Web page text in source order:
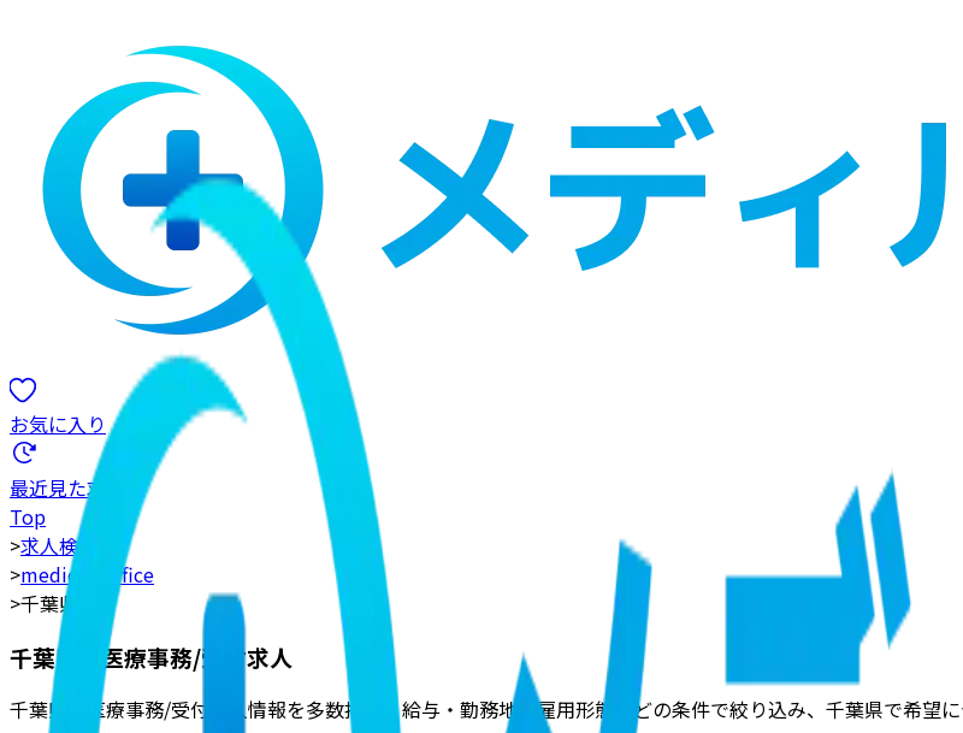
お気に入り
最近見た求人
Top
>求人検索
>medical_office
>千葉県
千葉県の医療事務/受付求人
千葉県の医療事務/受付求人情報を多数掲載。給与・勤務地・雇用形態などの条件で絞り込み、千葉県で希望